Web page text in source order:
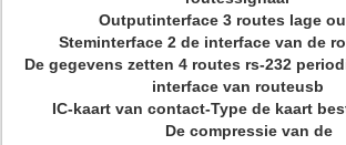
Outputinterface 3 routes lage
Steminterface 2 de interface van de
De gegevens zetten 4 routes rs-232
interface van routeusb
IC-kaart van contact-Type de kaart
De compressie van de